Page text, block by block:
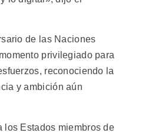
de las Naciones
privilegiado para
reconociendo la
y ambición aún
los Estados miembros de